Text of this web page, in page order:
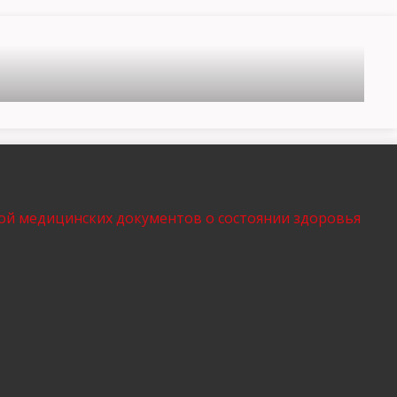
медицинских документов о состоянии здоровья